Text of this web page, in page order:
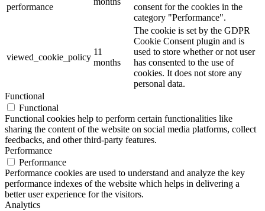
performance
consent for the cookies in the
category "Performance".
viewed_cookie_policy
11
months
The cookie is set by the GDPR
Cookie Consent plugin and is
used to store whether or not user
has consented to the use of
cookies. It does not store any
personal data.
Functional
Functional
Functional cookies help to perform certain functionalities like
sharing the content of the website on social media platforms, collect
feedbacks, and other third-party features.
Performance
Performance
Performance cookies are used to understand and analyze the key
performance indexes of the website which helps in delivering a
better user experience for the visitors.
Analytics